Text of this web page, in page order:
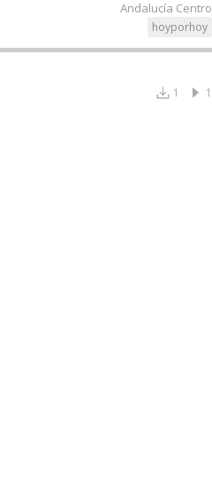
Andalucía Centro
hoyporhoy
1
1